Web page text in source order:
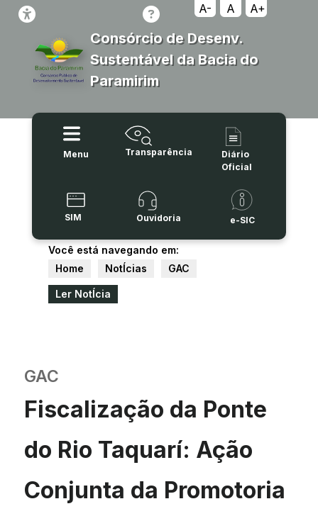
A- A A+
Consórcio de Desenv.
Sustentável da Bacia do
Paramirim
Menu Transparência
Diário
Oficial
SIM Ouvidoria e-SIC
Você está navegando em:
Home
NotÍcias GAC
Ler NotÍcia
GAC
Fiscalização da Ponte
do Rio Taquarí: Ação
Conjunta da Promotoria